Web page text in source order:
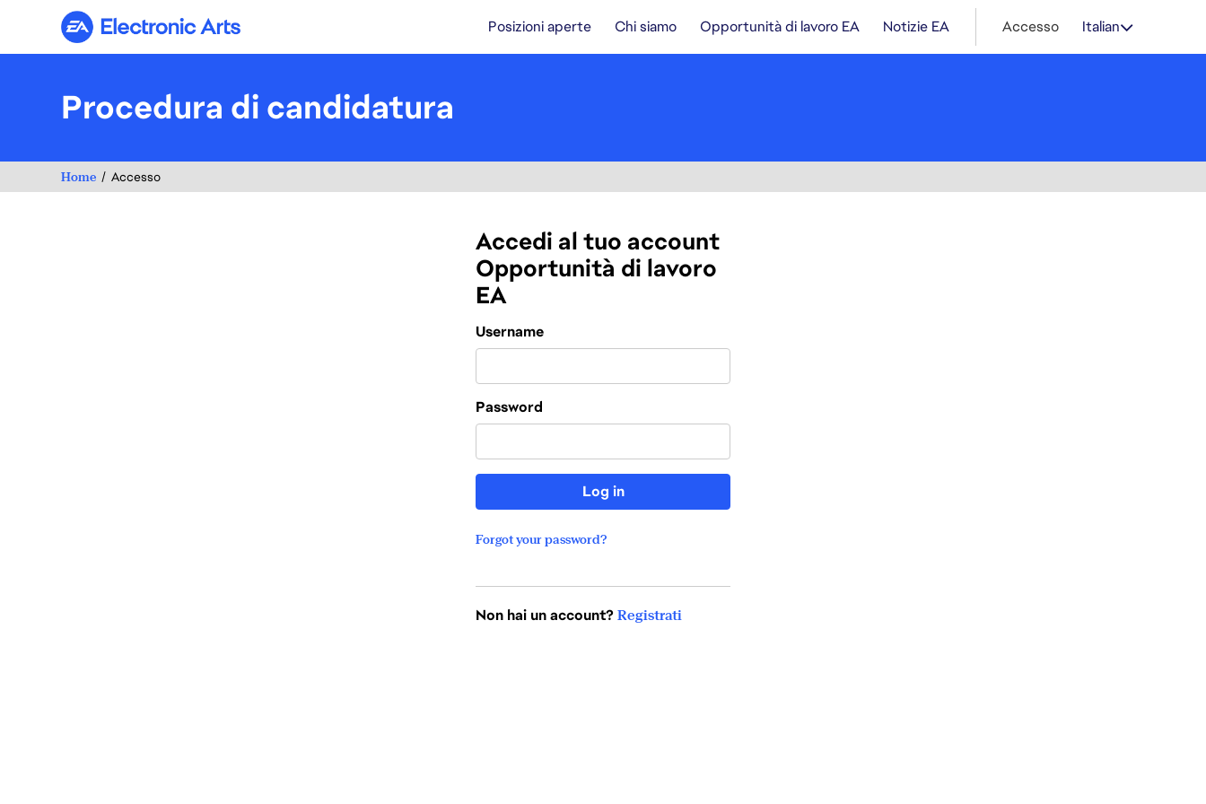
Electronic Arts Posizioni aperte Chi siamo Opportunità di lavoro EA Notizie EA Accesso Italian
Procedura di candidatura
Home Accesso
Accedi al tuo account
Opportunità di lavoro
EA
Login
Username
Password
Log in
Forgot your password?
Non hai un account? Registrati